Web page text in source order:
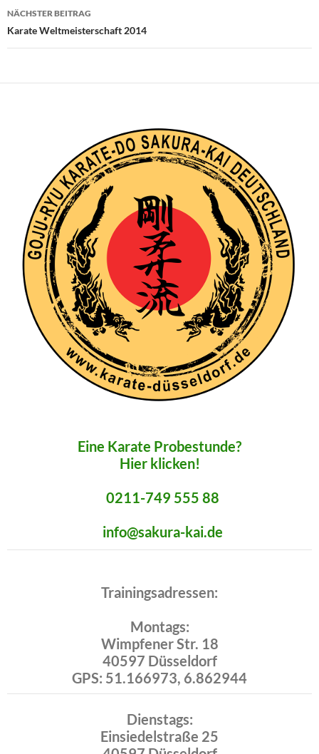
NÄCHSTER BEITRAG
Karate Weltmeisterschaft 2014
Eine Karate Probestunde?
Hier klicken!
0211-749 555 88
info@sakura-kai.de
Trainingsadressen:
Montags:
Wimpfener Str. 18
40597 Düsseldorf
GPS: 51.166973, 6.862944
Dienstags:
Einsiedelstraße 25